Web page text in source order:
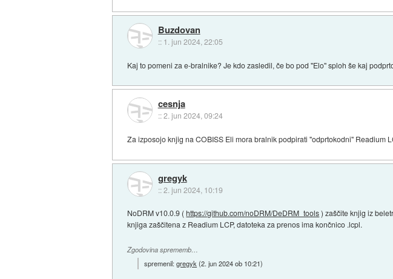
Buzdovan
:: 1. jun 2024, 22:05
Kaj to pomeni za e-bralnike? Je kdo zasledil, če bo pod "Elo" sploh še kaj
cesnja
::2. jun 2024, 09:24
Za izposojo knjig na COBISS Eli mora bralnik podpirati "odprtokodni" Readium
gregyk
::2. jun 2024, 10:19
NoDRM v10.0.9 (https://github.com/noDRM/DeDRM_tools) zaščite knjig iz
knjiga zaščitena z Readium LCP, datoteka za prenos ima končnico .lcpl.
Zgodovina sprememb…
spremenil:gregyk (2. jun 2024 ob 10:21)